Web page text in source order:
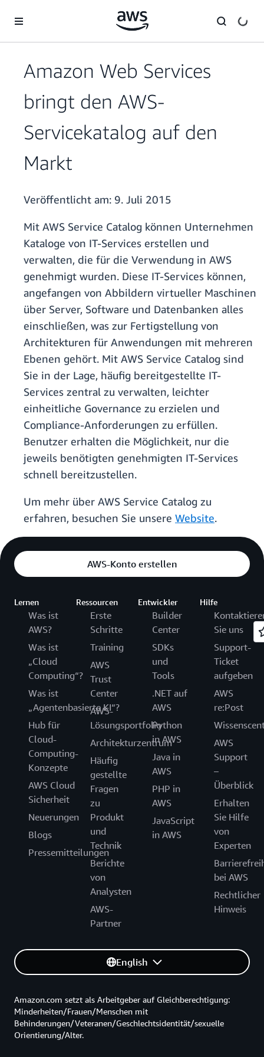
Überspringen zum Hauptinhalt
Amazon Web Services
bringt den AWS-
Servicekatalog auf den
Markt
Veröffentlicht am: 9. Juli 2015
Mit AWS Service Catalog können Unternehmen
Kataloge von IT-Services erstellen und
verwalten, die für die Verwendung in AWS
genehmigt wurden. Diese IT-Services können,
angefangen von Abbildern virtueller Maschinen
über Server, Software und Datenbanken alles
einschließen, was zur Fertigstellung von
Architekturen für Anwendungen mit mehreren
Ebenen gehört. Mit AWS Service Catalog sind
Sie in der Lage, häufig bereitgestellte IT-
Services zentral zu verwalten, leichter
einheitliche Governance zu erzielen und
Compliance-Anforderungen zu erfüllen.
Benutzer erhalten die Möglichkeit, nur die
jeweils benötigten genehmigten IT-Services
schnell bereitzustellen.
Um mehr über AWS Service Catalog zu
erfahren, besuchen Sie unsere Website.
AWS-Konto erstellen
Lernen
Was ist
AWS?
Was ist
„Cloud
Computing“?
Was ist
„Agentenbasierte KI“?
Hub für
Cloud-
Computing-
Konzepte
AWS Cloud
Sicherheit
Neuerungen
Blogs
Pressemitteilungen
Ressourcen
Erste
Schritte
Training
AWS
Trust
Center
AWS-
Lösungsportfolio
Architekturzentrum
Häufig
gestellte
Fragen
zu
Produkt
und
Technik
Berichte
von
Analysten
AWS-
Partner
Entwickler
Builder
Center
SDKs
und
Tools
.NET auf
AWS
Python
in AWS
Java in
AWS
PHP in
AWS
JavaScript
in AWS
Hilfe
Sie uns
Support-
Ticket
aufgeben
AWS
re:Post
AWS
Support
–
Überblick
Erhalten
Sie Hilfe
von
Experten
bei AWS
Rechtlicher
Hinweis
English
Amazon.com setzt als Arbeitgeber auf Gleichberechtigung:
Minderheiten/Frauen/Menschen mit
Behinderungen/Veteranen/Geschlechtsidentität/sexuelle
Orientierung/Alter.